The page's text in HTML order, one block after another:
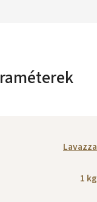
Lavazza
1 kg